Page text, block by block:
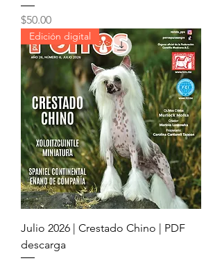
Precio
$50.00
Edición digital
Julio 2026 | Crestado Chino | PDF
descarga